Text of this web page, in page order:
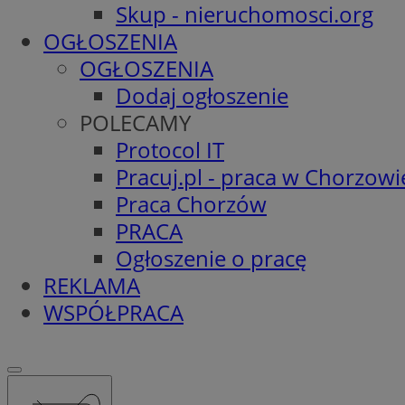
Skup - nieruchomosci.org
OGŁOSZENIA
OGŁOSZENIA
Dodaj ogłoszenie
POLECAMY
Protocol IT
Pracuj.pl - praca w
Praca Chorzów
PRACA
Ogłoszenie o pracę
REKLAMA
WSPÓŁPRACA